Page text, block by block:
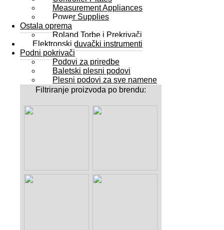
Measurement Appliances
Power Supplies
Ostala oprema
Roland Torbe i Prekrivači
Elektronski duvački instrumenti
Podni pokrivači
Podovi za priredbe
Baletski plesni podovi
Plesni podovi za sve namene
Filtriranje proizvoda po brendu: